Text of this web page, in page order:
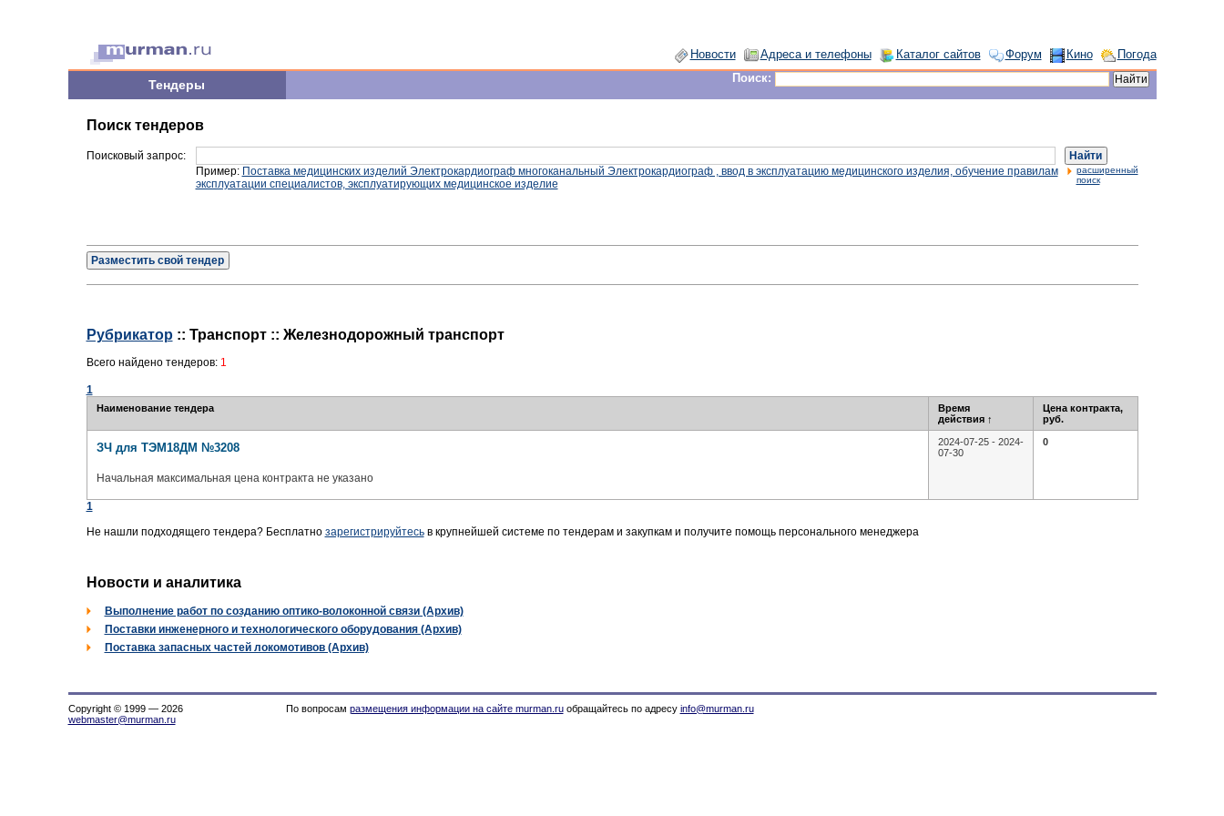
Новости Адреса и телефоны Каталог сайтов Форум Кино Погода
Тендеры Поиск:
Поиск тендеров
Поисковый запрос:
Найти
Пример: Поставка медицинских изделий Электрокардиограф многоканальный Электрокардиограф , ввод в эксплуатацию медицинского изделия, обучение правилам
эксплуатации специалистов, эксплуатирующих медицинское изделие
расширенный
поиск
Разместить свой тендер
Рубрикатор:: Транспорт :: Железнодорожный транспорт
Всего найдено тендеров:1
1
Наименование тендера
Время
действия ↑
Цена контракта,
руб.
ЗЧ для ТЭМ18ДМ №3208
Начальная максимальная цена контракта не указано
2024-07-25 - 2024-
07-30
0
1
Не нашли подходящего тендера? Бесплатно зарегистрируйтесьв крупнейшей системе по тендерам и закупкам и получите помощь персонального менеджера
Новости и аналитика
Выполнение работ по созданию оптико-волоконной связи (Архив)
Поставки инженерного и технологического оборудования (Архив)
Поставка запасных частей локомотивов (Архив)
Copyright © 1999 — 2026
webmaster@murman.ru
По вопросам размещения информации на сайте murman.ruобращайтесь по адресу info@murman.ru